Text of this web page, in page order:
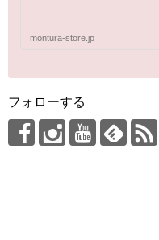
montura-store.jp
フォローする